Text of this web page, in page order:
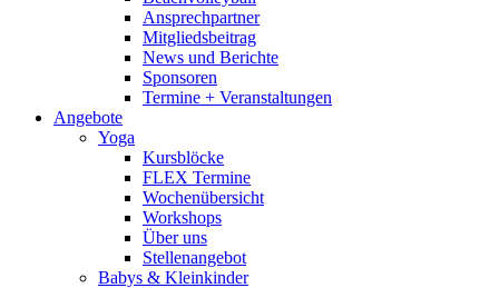
Ansprechpartner
Mitgliedsbeitrag
News und Berichte
Sponsoren
Termine + Veranstaltungen
Angebote
Yoga
Kursblöcke
FLEX Termine
Wochenübersicht
Workshops
Über uns
Stellenangebot
Babys & Kleinkinder